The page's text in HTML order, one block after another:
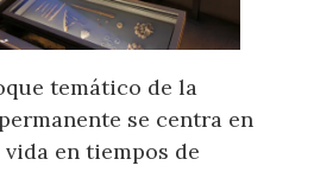
temático de la
se centra en
en tiempos de